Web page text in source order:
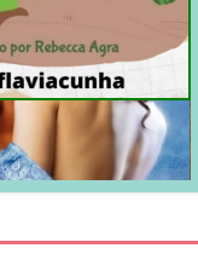
LEIA MAIS